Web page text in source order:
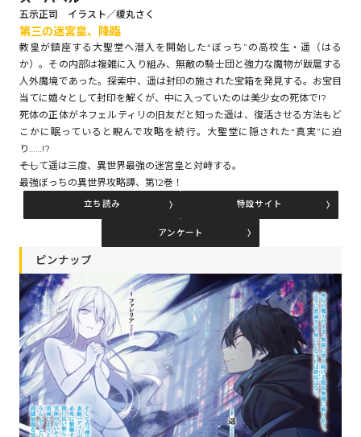
リキューレ
コミックパルフェ
閉じる
五示正司 イラスト／榎丸さく
第三の迷宮皇、降臨
教皇が鎮座する大聖堂へ潜入を開始した“ぼっち”の高校生・遥（はる
か）。その内部は複雑に入り組み、無敵の騎士団と強力な魔物が跋扈する
人外魔境であった。探索中、遥は封印の施された宝箱を発見する。お宝目
当てに嬉々として封印を解くが、中に入っていたのは美少女の死体で!?
死体の正体がネフェルティリの旧友だと知った遥は、復活させる方法もど
こかに眠っていると睨んで攻略を続行。大聖堂に隠された“真実”に迫
り……!?
――そして遥は三度、異世界最強の迷宮皇と対峙する。
最強ぼっちの異世界攻略譚、第12巻！
立ち読み 特設サイト
アンケート
ピンナップ